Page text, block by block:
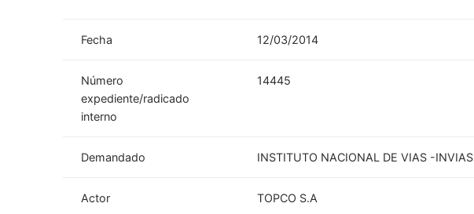
Fecha 12/03/2014
Número
expediente/radicado
interno
14445
Demandado INSTITUTO NACIONAL DE VIAS -INVIAS
Actor TOPCO S.A